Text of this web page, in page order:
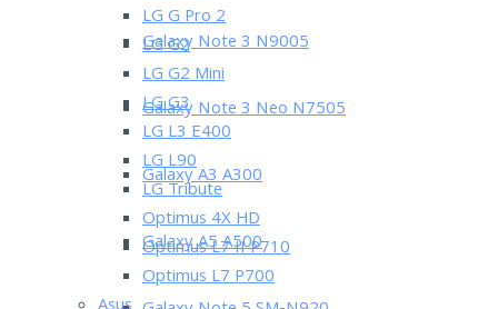
Galaxy Note 3 N9005
Galaxy Note 3 Neo N7505
Galaxy A3 A300
Galaxy A5 A500
LG G Pro 2
LG G2
LG G2 Mini
LG G3
LG L3 E400
LG L90
LG Tribute
Optimus 4X HD
Optimus L7 II P710
Optimus L7 P700